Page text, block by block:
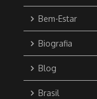
Bem-Estar
Biografia
Blog
Brasil